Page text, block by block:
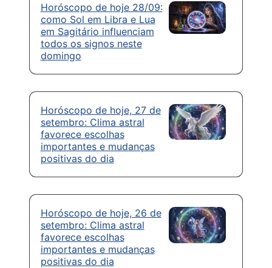
Horóscopo de hoje 28/09:
como Sol em Libra e Lua
em Sagitário influenciam
todos os signos neste
domingo
Horóscopo de hoje, 27 de
setembro: Clima astral
favorece escolhas
importantes e mudanças
positivas do dia
Horóscopo de hoje, 26 de
setembro: Clima astral
favorece escolhas
importantes e mudanças
positivas do dia